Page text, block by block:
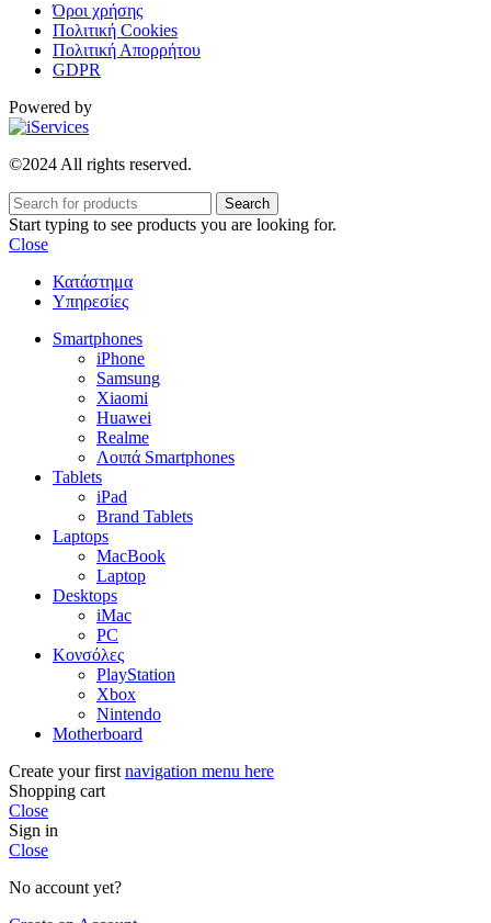
Όροι χρήσης
Πολιτική Cookies
Πολιτική Απορρήτου
GDPR
Powered by
©2024 All rights reserved.
Search
Start typing to see products you are looking for.
Close
Κατάστημα
Υπηρεσίες
Smartphones
iPhone
Samsung
Xiaomi
Huawei
Realme
Λοιπά Smartphones
Tablets
iPad
Brand Tablets
Laptops
MacBook
Laptop
Desktops
iMac
PC
Κονσόλες
PlayStation
Xbox
Nintendo
Motherboard
Create your first navigation menu here
Shopping cart
Close
Sign in
Close
No account yet?